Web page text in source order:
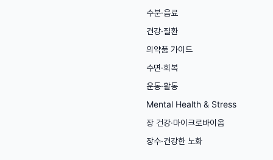
수분·음료
건강·질환
의약품 가이드
수면·회복
운동·활동
Mental Health & Stress
장 건강·마이크로바이옴
장수·건강한 노화